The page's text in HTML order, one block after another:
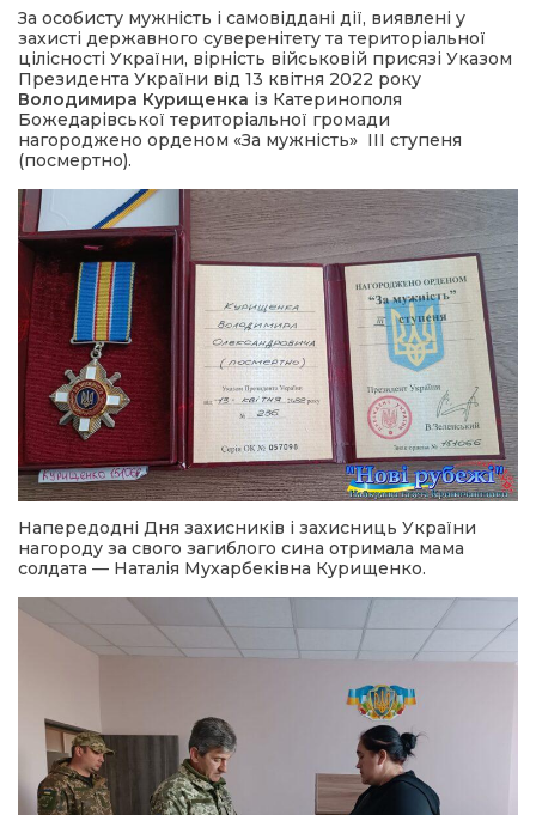
редактора
Відповідаємо
За особисту мужність і самовіддані дії, виявлені у
захисті державного суверенітету та територіальної
цілісності України, вірність військовій присязі Указом
Президента України від 13 квітня 2022 року
Володимира Курищенка із Катеринополя
Божедарівської територіальної громади
нагороджено орденом «За мужність» III ступеня
(посмертно).
Напередодні Дня захисників і захисниць України
нагороду за свого загиблого сина отримала мама
солдата — Наталія Мухарбеківна Курищенко.